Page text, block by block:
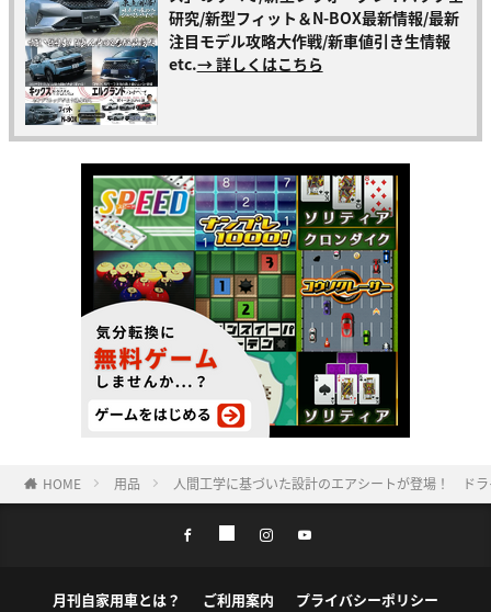
研究/新型フィット＆N-BOX最新情報/最新
注目モデル攻略大作戦/新車値引き生情報
etc.→ 詳しくはこちら
HOME 用品 人間工学に基づいた設計のエアシートが登場！ ド
月刊自家用車とは？ ご利用案内
プライバシーポリシー